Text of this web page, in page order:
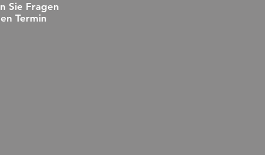
Sie Fragen
Termin